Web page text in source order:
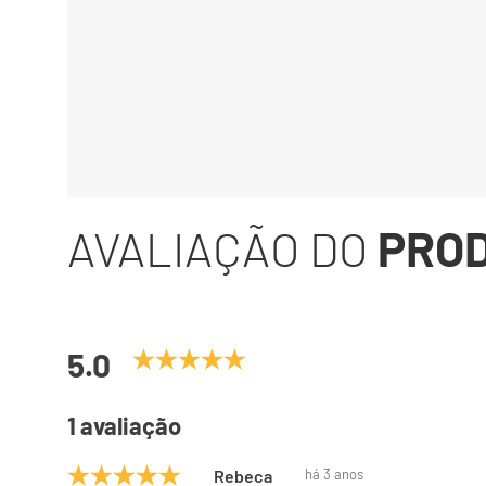
AVALIAÇÃO DO
5.0
1 avaliação
Rebeca há 3 anos